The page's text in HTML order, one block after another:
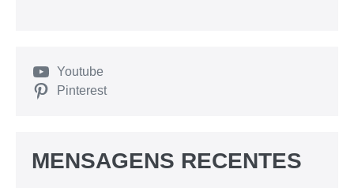
Youtube
Pinterest
MENSAGENS RECENTES